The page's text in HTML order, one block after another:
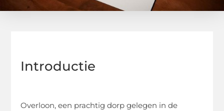
Introductie
Overloon, een prachtig dorp gelegen in de